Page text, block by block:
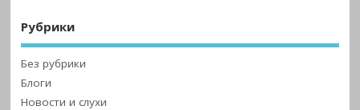
Рубрики
Без рубрики
Блоги
Новости и слухи